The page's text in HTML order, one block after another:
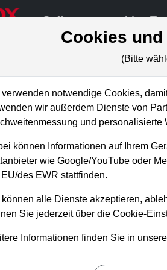
Software Live-
unser neues
protifiert!
GmbH
Cookies
(Bitte
verwenden notwendige Cookies,
wir außerdem Dienste von
und personalisierte
können Informationen auf Ihrem
wie Google/YouTube oder
des EWR stattfinden.
können alle Dienste akzeptieren,
Sie jederzeit über die Cookie-
Informationen finden Sie in